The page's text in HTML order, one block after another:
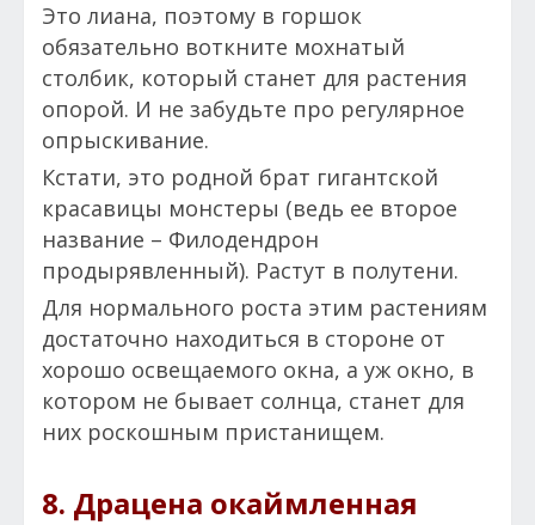
Это лиана, поэтому в горшок
обязательно воткните мохнатый
столбик, который станет для растения
опорой. И не забудьте про регулярное
опрыскивание.
Кстати, это родной брат гигантской
красавицы монстеры (ведь ее второе
название – Филодендрон
продырявленный). Растут в полутени.
Для нормального роста этим растениям
достаточно находиться в стороне от
хорошо освещаемого окна, а уж окно, в
котором не бывает солнца, станет для
них роскошным пристанищем.
8. Драцена окаймленная